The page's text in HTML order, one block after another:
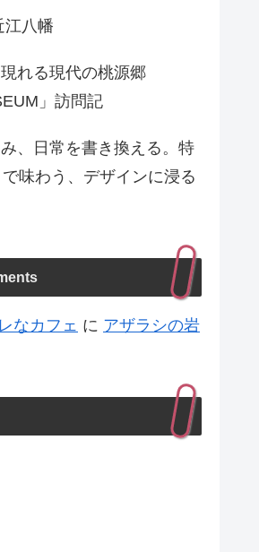
江八幡
れる現代の桃源郷
」訪問記
、日常を書き換える。特
味わう、デザインに浸る
なカフェ に アザラシの岩